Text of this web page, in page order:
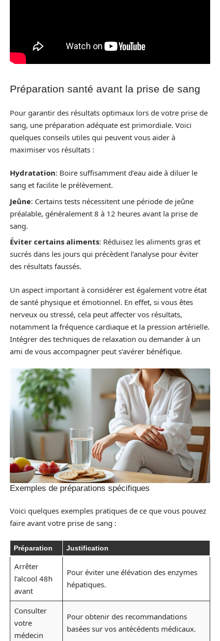
Préparation santé avant la prise de sang
Pour garantir des résultats optimaux lors de votre prise de
sang, une préparation adéquate est primordiale. Voici
quelques conseils utiles qui peuvent vous aider à
maximiser vos résultats :
Hydratation: Boire suffisamment d’eau aide à diluer le
sang et facilite le prélèvement.
Jeûne: Certains tests nécessitent une période de jeûne
préalable, généralement 8 à 12 heures avant la prise de
sang.
Éviter certains aliments: Réduisez les aliments gras et
sucrés dans les jours qui précèdent l’analyse pour éviter
des résultats faussés.
Un aspect important à considérer est également votre état
de santé physique et émotionnel. En effet, si vous êtes
nerveux ou stressé, cela peut affecter vos résultats,
notamment la fréquence cardiaque et la pression artérielle.
Intégrer des techniques de relaxation ou demander à un
ami de vous accompagner peut s’avérer bénéfique.
Exemples de préparations spécifiques
Voici quelques exemples pratiques de ce que vous pouvez
faire avant votre prise de sang :
Préparation Justification
Arrêter
l’alcool 48h
avant
Pour éviter une élévation des enzymes
hépatiques.
Consulter
votre
médecin
Pour obtenir des recommandations
basées sur vos antécédents médicaux.